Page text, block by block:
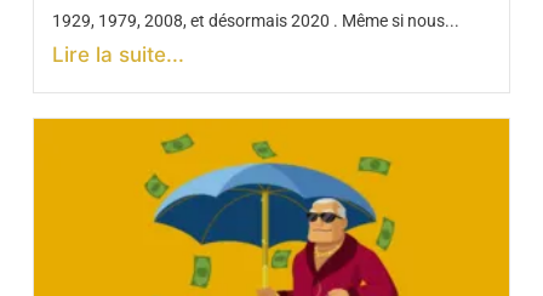
1929, 1979, 2008, et désormais 2020 . Même si nous...
Lire la suite...